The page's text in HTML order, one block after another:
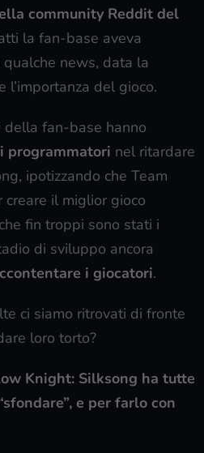
community Reddit del
la fan-base aveva
news, data la
l’importanza del gioco.
della fan-base hanno
programmatori nel ritardare
ipotizzando che Team
il miglior gioco
fin troppi sono stati i
di sviluppo ancora
i giocatori.
ci siamo ritrovati di fronte
loro torto?
Knight: Silksong ha tutte
e per farlo con